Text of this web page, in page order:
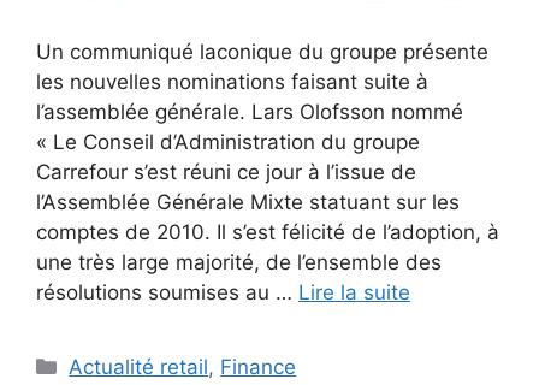
Un communiqué laconique du groupe présente
les nouvelles nominations faisant suite à
l’assemblée générale. Lars Olofsson nommé
« Le Conseil d’Administration du groupe
Carrefour s’est réuni ce jour à l’issue de
l’Assemblée Générale Mixte statuant sur les
comptes de 2010. Il s’est félicité de l’adoption, à
une très large majorité, de l’ensemble des
résolutions soumises au … Lire la suite
Catégories
Actualité retail, Finance